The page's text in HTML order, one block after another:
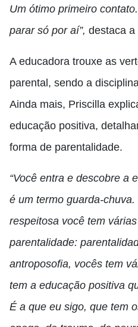
Um ótimo primeiro
parar só por aí”, destaca a
A educadora trouxe as
parental, sendo a
Ainda mais, Priscilla
educação positiva,
forma de parentalidade.
“Você entra e descobre a
é um termo guarda-
respeitosa você tem
parentalidade:
antroposofia, vocês tem
tem a educação positiva
É a que eu sigo, que tem